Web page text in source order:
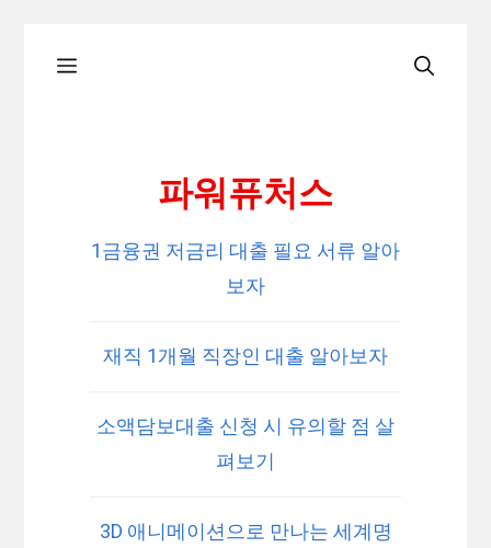
Menu
파워퓨처스
1금융권 저금리 대출 필요 서류 알아
보자
재직 1개월 직장인 대출 알아보자
소액담보대출 신청 시 유의할 점 살
펴보기
3D 애니메이션으로 만나는 세계명